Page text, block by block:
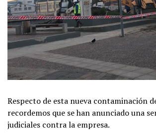
Respecto de esta nueva contaminación
recordemos que se han anunciado una
judiciales contra la empresa.